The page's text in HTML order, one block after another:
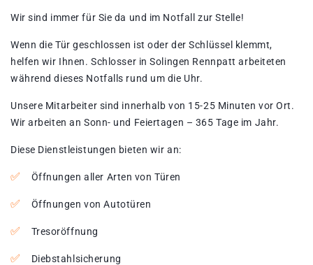
Wir sind immer für Sie da und im Notfall zur Stelle!
Wenn die Tür geschlossen ist oder der Schlüssel klemmt,
helfen wir Ihnen. Schlosser in Solingen Rennpatt arbeiteten
während dieses Notfalls rund um die Uhr.
Unsere Mitarbeiter sind innerhalb von 15-25 Minuten vor Ort.
Wir arbeiten an Sonn- und Feiertagen – 365 Tage im Jahr.
Diese Dienstleistungen bieten wir an:
Öffnungen aller Arten von Türen
Öffnungen von Autotüren
Tresoröffnung
Diebstahlsicherung